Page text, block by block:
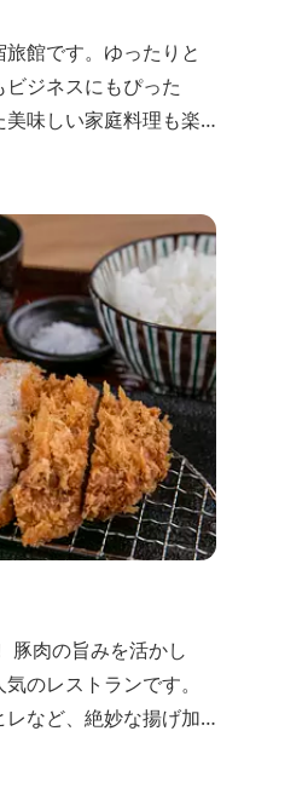
館です。ゆったりと
ジネスにもぴった
味しい家庭料理も楽
豚肉の旨みを活かし
のレストランです。
など、絶妙な揚げ加
たてを食べていただ